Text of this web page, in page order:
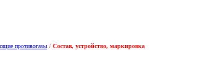
противогазы / Состав, устройство, маркировка